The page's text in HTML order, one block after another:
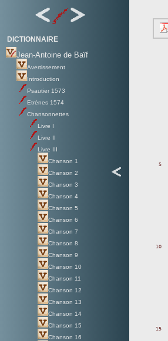
DICTIONNAIRE
Jean-Antoine de Baïf
Avertissement
Introduction
Psautier 1573
Etrénes 1574
Chansonnettes
Livre I
Livre II
Livre III
Chanson 1
Chanson 2
Chanson 3
Chanson 4
Chanson 5
Chanson 6
Chanson 7
Chanson 8
Chanson 9
Chanson 10
Chanson 11
Chanson 12
Chanson 13
Chanson 14
Chanson 15
Chanson 16
5
10
15